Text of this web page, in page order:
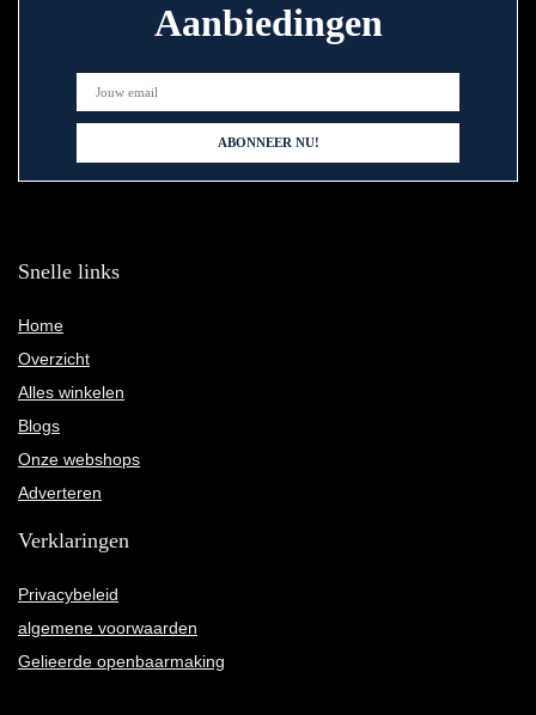
Aanbiedingen
Snelle links
Home
Overzicht
Alles winkelen
Blogs
Onze webshops
Adverteren
Verklaringen
Privacybeleid
algemene voorwaarden
Gelieerde openbaarmaking